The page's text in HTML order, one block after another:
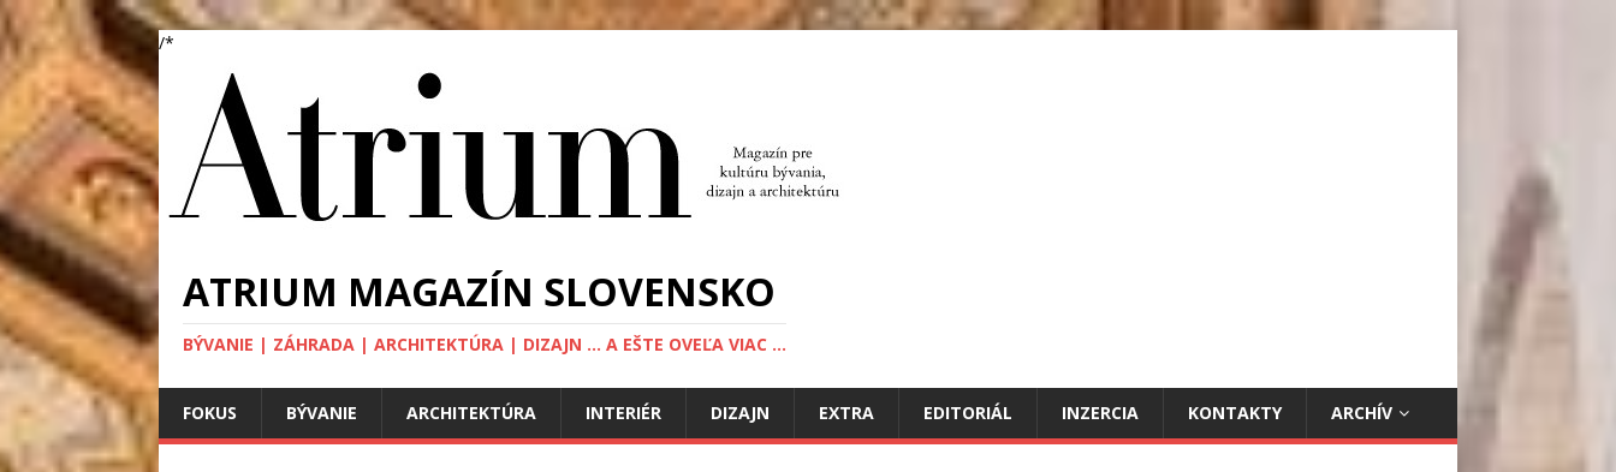
/*
ATRIUM MAGAZÍN SLOVENSKO
BÝVANIE | ZÁHRADA | ARCHITEKTÚRA | DIZAJN ... A EŠTE OVEĽA VIAC ...
FOKUS BÝVANIE ARCHITEKTÚRA INTERIÉR DIZAJN EXTRA EDITORIÁL INZERCIA KONTAKTY ARCHÍV